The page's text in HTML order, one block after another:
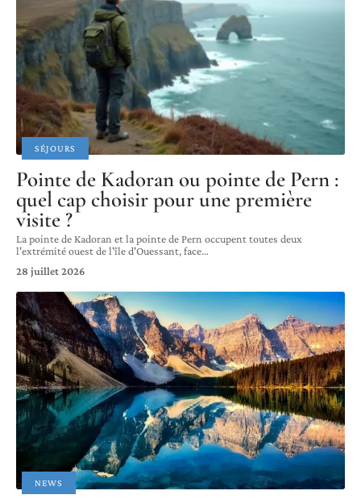
SÉJOURS
Pointe de Kadoran ou pointe de Pern :
quel cap choisir pour une première
visite ?
La pointe de Kadoran et la pointe de Pern occupent toutes deux
l'extrémité ouest de l'île d'Ouessant, face…
28 juillet 2026
NEWS